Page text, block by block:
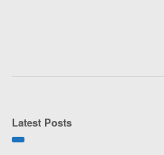
Latest Posts